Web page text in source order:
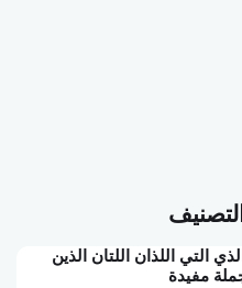
التي اللذان اللتان الذين
مفيدة